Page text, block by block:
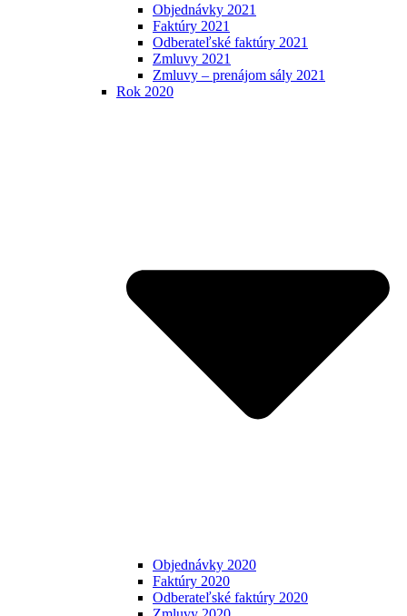
Objednávky 2021
Faktúry 2021
Odberateľské faktúry 2021
Zmluvy 2021
Zmluvy – prenájom sály 2021
Rok 2020
Objednávky 2020
Faktúry 2020
Odberateľské faktúry 2020